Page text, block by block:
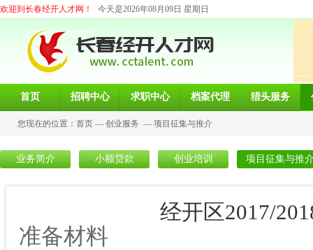
欢迎到长春经开人才网！ 今天是2026年08月09日 星期日
首页 招聘中心 求职中心 档案代理 猎头服务
您现在的位置： 首页 — 创业服务 — 项目征集与推介
业务简介 小额贷款 创业培训 项目征集与推
经开区2017/
准备材料